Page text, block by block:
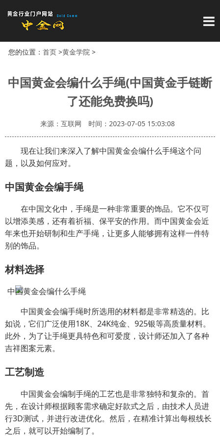
导
您的位置： 首页>黄金学院 >
中国黄金会编什么手绳(中国黄金手链断
了还能免费换吗)
来源：互联网 时间：2023-07-05 15:03:08
现在让我们来深入了解中国黄金会编什么手绳这个问
题，以及如何应对。
中国黄金会编手绳
在中国文化中，手绳是一种非常重要的饰品。它不仅可
以增添美感，还有着祈福、保平安的作用。而中国黄金会近
年来也开始研制和生产手绳，让更多人能够拥有这样一件特
别的饰品。
材料选择
中国黄金会编手绳时所选用的材料都是非常精选的。比
如说，它们广泛使用18K、24K纯金、925银等高质量材料。
此外，为了让手绳更具特色和可爱度，设计师还加入了各种
吉祥图案元素。
工艺制造
中国黄金会编制手绳的工艺也是非常独特和复杂的。首
先，在设计师根据顾客需求确定好款式之后，由技术人员进
行3D测试，并进行改进优化。然后，在精准计算出每根线长
之后，就可以开始编制了。